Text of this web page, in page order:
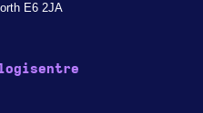
E6 2JA